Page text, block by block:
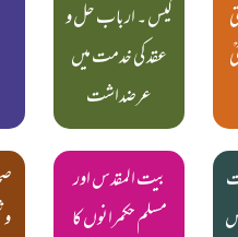
کیس ۔ ارباب حل و
عقد کی خدمت میں
عرضداشت
بیت المقدس اور
مسلم حکمرانوں کا